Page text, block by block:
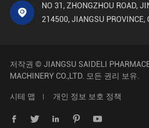

NO 31, ZHONGZHOU ROAD,
214500, JIANGSU PROVINCE,
저작권 © JIANGSU SAIDELI
MACHINERY CO.,LTD. 모든 권리 보유.
시테 맵 개인 정보 보호 정책
    